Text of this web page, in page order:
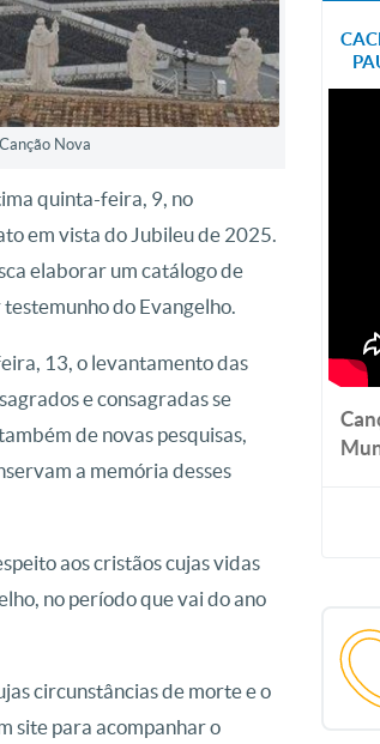
Nova
quinta-feira, 9, no
em vista do Jubileu de 2025.
elaborar um catálogo de
do Evangelho.
13, o levantamento das
e consagradas se
de novas pesquisas,
a memória desses
aos cristãos cujas vidas
no período que vai do ano
circunstâncias de morte e o
site para acompanhar o